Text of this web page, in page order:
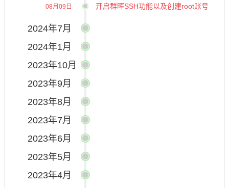
08月09日 开启群晖SSH功能以及创建root账号
2024年7月
2024年1月
2023年10月
2023年9月
2023年8月
2023年7月
2023年6月
2023年5月
2023年4月